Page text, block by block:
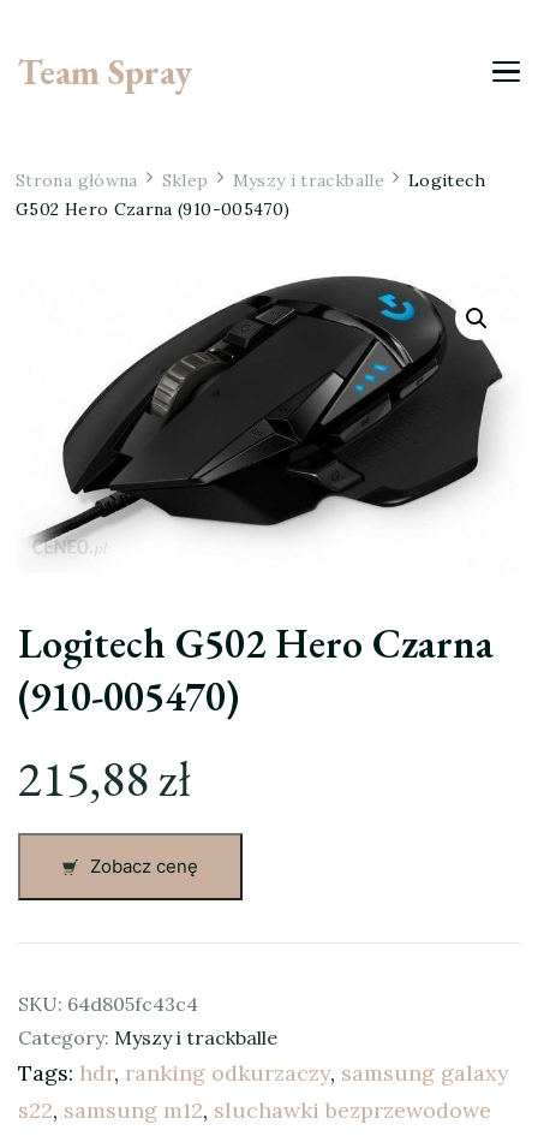
Team Spray
Strona główna Sklep Myszy i trackballe
Logitech
G502 Hero Czarna (910-005470)
Logitech G502 Hero Czarna
(910-005470)
215,88zł
Zobacz cenę
SKU: 64d805fc43c4
Category: Myszy i trackballe
Tags: hdr, ranking odkurzaczy, samsung galaxy
s22, samsung m12, sluchawki bezprzewodowe